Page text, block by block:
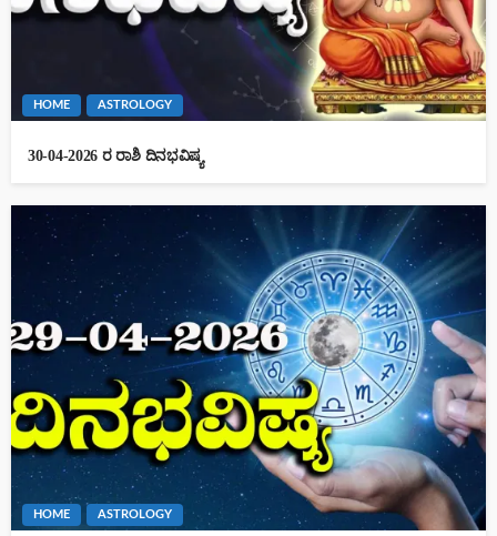
HOME ASTROLOGY
30-04-2026 ರ ರಾಶಿ ದಿನಭವಿಷ್ಯ
HOME ASTROLOGY